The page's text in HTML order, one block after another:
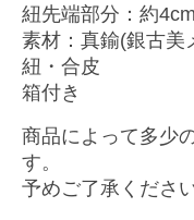
紐先端部分：約4cm
素材：真鍮(銀古美
紐・合皮
箱付き
商品によって多少
す。
予めご了承ください